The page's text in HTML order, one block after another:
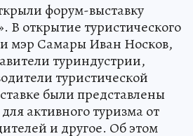
форум-выставку
открытие туристического
мэр Самары Иван Носков,
туриндустрии,
туристической
были представлены
активного туризма от
и другое. Об этом